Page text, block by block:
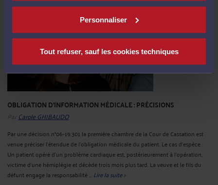
Personnaliser
Tout refuser, sauf les cookies techniques
OBLIGATION D'INFORMATION MÉDICALE : PRÉCISIONS
Par Carole GHIBAUDO
Par une décision n°06-19.301 la première chambre de la Cour de Cassation est
venue préciser l'étendue de l'obligation médicale du patient. Le cas d'espèce :
Un patient opéré d'un problème cardiaque est, postérieurement à l'opération,
victime d'une hémiplégie et décède trois mois plus tard. La veuve et le fils du
défunt engage la responsabilité ... Lire la suite >